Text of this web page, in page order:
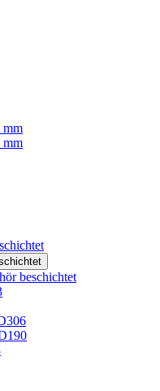
mm
mm
beschichtet